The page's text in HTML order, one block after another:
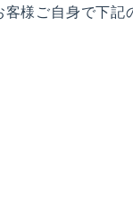
様ご自身で下